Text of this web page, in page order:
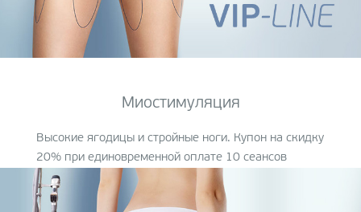
Миостимуляция
Высокие ягодицы и стройные ноги. Купон на скидку
20% при единовременной оплате 10 сеансов